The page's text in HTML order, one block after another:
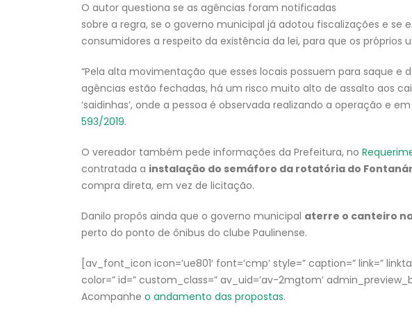
O autor questiona se as agências foram notificadas
sobre a regra, se o governo municipal já adotou fiscalizações e se
consumidores a respeito da existência da lei, para que os próprios
“Pela alta movimentação que esses locais possuem para saque e
agências estão fechadas, há um risco muito alto de assalto aos
‘saidinhas’, onde a pessoa é observada realizando a operação e
593/2019.
O vereador também pede informações da Prefeitura, no
contratada a instalação do semáforo da rotatória do
compra direta, em vez de licitação.
Danilo propôs ainda que o governo municipal aterre o canteiro
perto do ponto de ônibus do clube Paulinense.
[av_font_icon icon=’ue801′ font=’cmp’ style=” caption=” link=”
color=” id=” custom_class=” av_uid=’av-2mgtom’
Acompanhe o andamento das propostas.